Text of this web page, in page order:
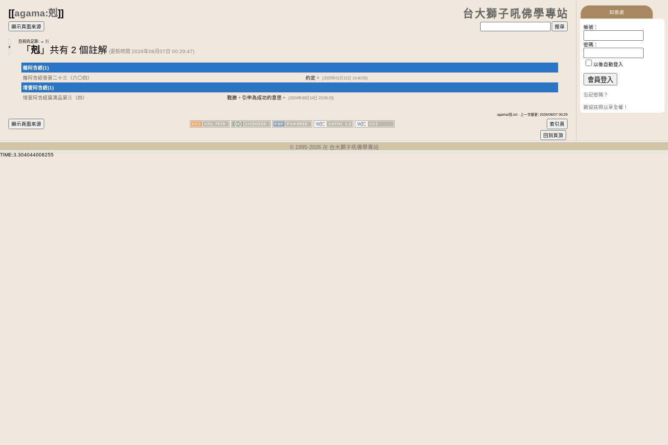
[[agama:剋]] 台大獅子吼佛學專站
目前的足跡: → 剋
「 剋」共有 2 個註解 (更新時間 2026年08月07日 00:29:47)
雜阿含經(1)
雜阿含經卷第二十三 （六〇四） 約定。 (2025年01月31日 14:40:50)
增壹阿含經(1)
增壹阿含經廣演品第三 （四） 戰勝，引申為成功的意思。 (2024年09月14日 23:56:15)
agama/剋.txt · 上一次變更: 2026/08/07 00:29
知客處
帳號：
密碼：
以後自動登入
忘記密碼？
歡迎註冊以享全權！
© 1995-2026 卍 台大獅子吼佛學專站
TIME:3.304044008255